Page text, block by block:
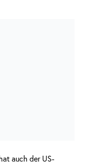
auch der US-